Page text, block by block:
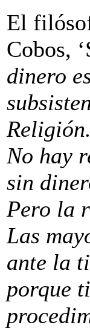
El
Cobos,
dinero
No hay
sin
Pero la
Las
ante la
porque